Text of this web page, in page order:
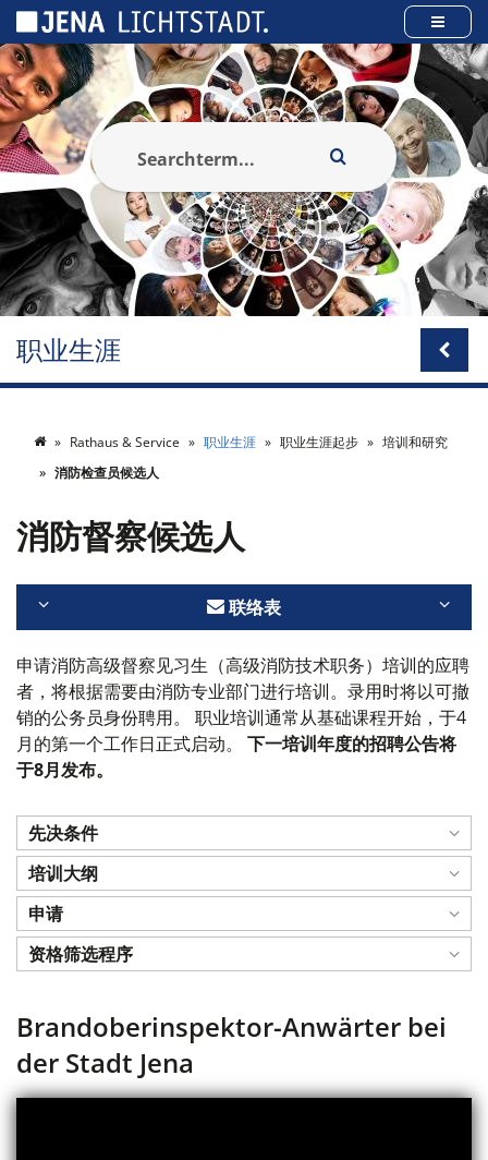
职业生涯
Rathaus & Service 职业生涯 职业生涯起步
培训和研究
消防检查员候选人
消防督察候选人
联络表
申请消防高级督察见习生（高级消防技术职务）培训的应聘
者，将根据需要由消防专业部门进行培训。录用时将以可撤
销的公务员身份聘用。 职业培训通常从基础课程开始，于4
月的第一个工作日正式启动。 下一培训年度的招聘公告将
于8月发布。
先决条件
培训大纲
申请
资格筛选程序
Brandoberinspektor-Anwärter bei
der Stadt Jena
Media
Cookies management panel